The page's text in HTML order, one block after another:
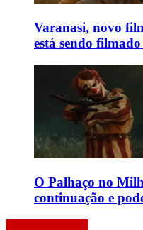
Varanasi, novo
está sendo
O Palhaço no
continuação e